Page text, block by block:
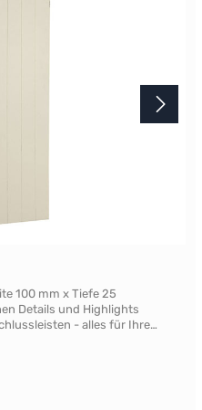
100 mm x Tiefe 25
- alles für Ihre
grenzenlose